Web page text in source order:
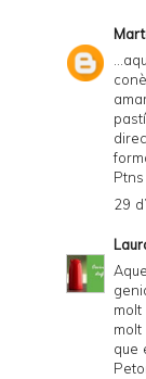
Ptns
29
que